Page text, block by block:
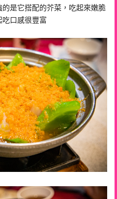
是它搭配的芥菜，吃起來嫩脆
吃口感很豐富